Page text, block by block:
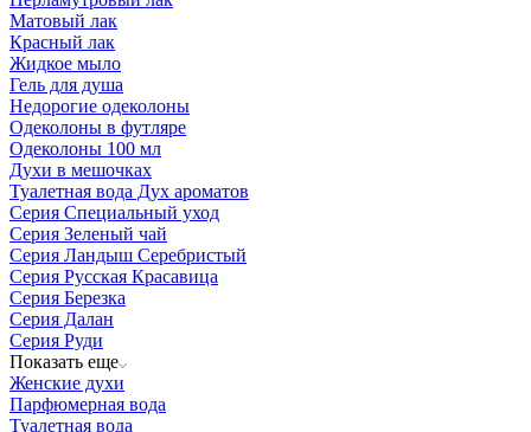
Матовый лак
Красный лак
Жидкое мыло
Гель для душа
Недорогие одеколоны
Одеколоны в футляре
Одеколоны 100 мл
Духи в мешочках
Туалетная вода Дух ароматов
Серия Специальный уход
Серия Зеленый чай
Серия Ландыш Серебристый
Серия Русская Красавица
Серия Березка
Серия Далан
Серия Руди
Показать еще
Женские духи
Парфюмерная вода
Туалетная вода